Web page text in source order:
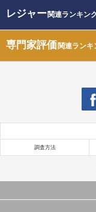
レジャー関連ランキン
専門家評価関連ランキ
調査方法